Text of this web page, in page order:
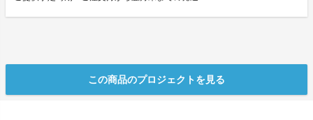
この商品のプロジェクトを見る